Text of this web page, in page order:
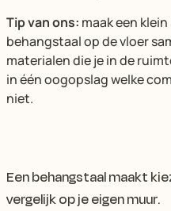
Tip van ons: maak een
behangstaal op de vloer
materialen die je in de
in één oogopslag welke
niet.
Een behangstaal maakt
vergelijk op je eigen muur.